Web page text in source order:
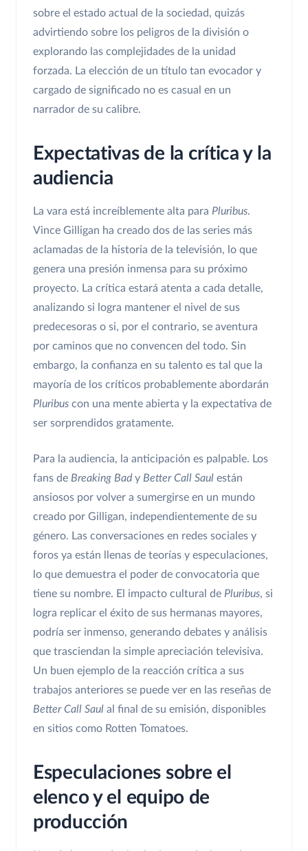
sobre el estado actual de la sociedad, quizás
advirtiendo sobre los peligros de la división o
explorando las complejidades de la unidad
forzada. La elección de un título tan evocador y
cargado de significado no es casual en un
narrador de su calibre.
Expectativas de la crítica y la
audiencia
La vara está increíblemente alta para Pluribus.
Vince Gilligan ha creado dos de las series más
aclamadas de la historia de la televisión, lo que
genera una presión inmensa para su próximo
proyecto. La crítica estará atenta a cada detalle,
analizando si logra mantener el nivel de sus
predecesoras o si, por el contrario, se aventura
por caminos que no convencen del todo. Sin
embargo, la confianza en su talento es tal que la
mayoría de los críticos probablemente abordarán
Pluribus con una mente abierta y la expectativa de
ser sorprendidos gratamente.
Para la audiencia, la anticipación es palpable. Los
fans de Breaking Bad y Better Call Saul están
ansiosos por volver a sumergirse en un mundo
creado por Gilligan, independientemente de su
género. Las conversaciones en redes sociales y
foros ya están llenas de teorías y especulaciones,
lo que demuestra el poder de convocatoria que
tiene su nombre. El impacto cultural de Pluribus, si
logra replicar el éxito de sus hermanas mayores,
podría ser inmenso, generando debates y análisis
que trasciendan la simple apreciación televisiva.
Un buen ejemplo de la reacción crítica a sus
trabajos anteriores se puede ver en las reseñas de
Better Call Saul al final de su emisión, disponibles
en sitios como Rotten Tomatoes.
Especulaciones sobre el
elenco y el equipo de
producción